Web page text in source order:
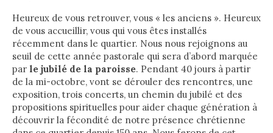
Heureux de vous retrouver, vous « les anciens ». Heureux
de vous accueillir, vous qui vous êtes installés
récemment dans le quartier. Nous nous rejoignons au
seuil de cette année pastorale qui sera d’abord marquée
par le jubilé de la paroisse. Pendant 40 jours à partir
de la mi-octobre, vont se dérouler des rencontres, une
exposition, trois concerts, un chemin du jubilé et des
propositions spirituelles pour aider chaque génération à
découvrir la fécondité de notre présence chrétienne